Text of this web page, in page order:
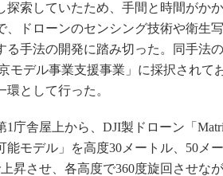
探索していたため、手間と時間がか
、ドローンのセンシング技術や衛生
手法の開発に踏み切った。同手法の
モデル事業支援事業」に採択されて
として行った。
庁舎屋上から、DJI製ドローン「
モデル」を高度30メートル、50メ
昇させ、各高度で360度旋回させな